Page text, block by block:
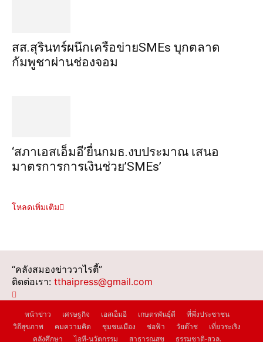
สส.สุรินทร์ผนึกเครือข่ายSMEs บุกตลาด
กัมพูชาผ่านช่องจอม
‘สภาเอสเอ็มอี’ยื่นกมธ.งบประมาณ เสนอ
มาตรการการเงินช่วย’SMEs’
โหลดเพิ่มเติม
“คลังสมองข่าววาไรตี้”
ติดต่อเรา: tthaipress@gmail.com
หน้าข่าว เศรษฐกิจ เอสเอ็มอี เกษตรพันธุ์ดี
ที่พึ่งประชาชน
วิถีสุขภาพ
คมความคิด ชุมชนเมือง ช่อฟ้า วัยต๊าช
เที่ยวระเริง
คลังศึกษา
ไอที-นวัตกรรม สาธารณสุข ธรรมชาติ-สวล.